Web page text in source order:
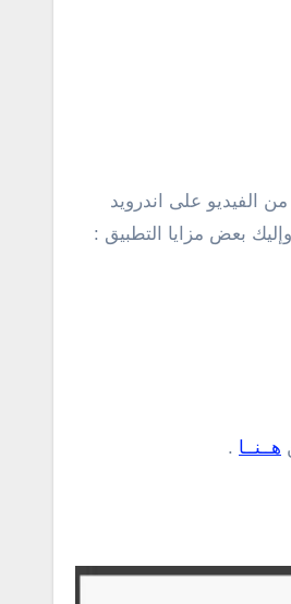
الفيديو على اندرويد
بعض مزايا التطبيق :
هــنــا .